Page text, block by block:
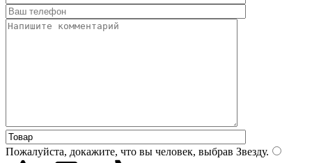
Пожалуйста, докажите, что вы человек, выбрав Звезду.